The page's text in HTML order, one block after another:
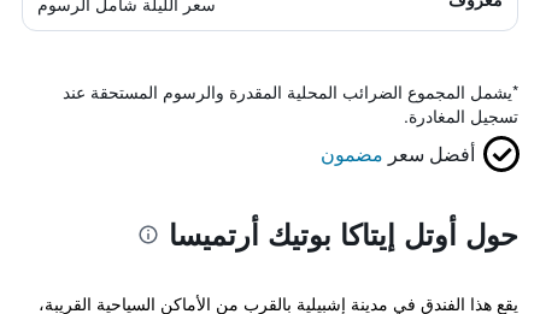
*يشمل المجموع الضرائب المحلية المقدرة والرسوم المستحقة عند
تسجيل المغادرة.
أفضل سعر مضمون
حول أوتل إيتاكا بوتيك أرتميسا
يقع هذا الفندق في مدينة إشبيلية بالقرب من الأماكن السياحية القريبة،